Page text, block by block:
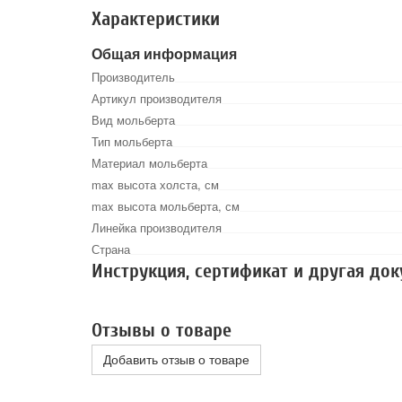
Характеристики
Общая информация
Производитель
Артикул производителя
Вид мольберта
Тип мольберта
Материал мольберта
max высота холста, см
max высота мольберта, см
Линейка производителя
Страна
Инструкция, сертификат и другая
Отзывы о товаре
Добавить отзыв о товаре